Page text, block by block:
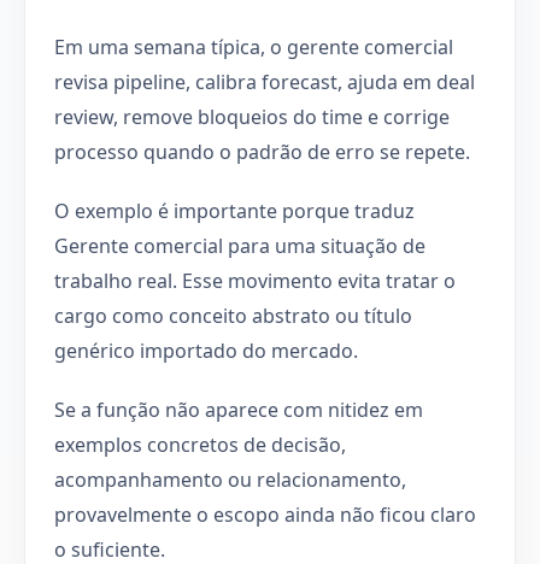
Em uma semana típica, o gerente comercial
revisa pipeline, calibra forecast, ajuda em deal
review, remove bloqueios do time e corrige
processo quando o padrão de erro se repete.
O exemplo é importante porque traduz
Gerente comercial para uma situação de
trabalho real. Esse movimento evita tratar o
cargo como conceito abstrato ou título
genérico importado do mercado.
Se a função não aparece com nitidez em
exemplos concretos de decisão,
acompanhamento ou relacionamento,
provavelmente o escopo ainda não ficou claro
o suficiente.